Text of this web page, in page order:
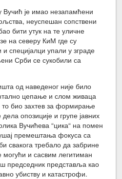
Вучић је имао незапамћени
неуспешан сопствени
бити утук на те уличне
на северу КиМ где су
и специјалци упали у зграде
Срби се сукобили са
од наведеног није било
цепање и слом живаца
био захтев за формирање
опозиције и групе јавних
Вучићева “цика“ на помен
премештања фокуса са
свакога требало да забрине
и сасвим легитиман
председник представља као
убиству и катастрофи.